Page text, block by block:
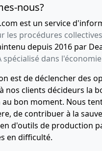
nous?
est un service
les procédures
depuis 2016 par
spécialisé dans
est de déclencher des
nos clients décideurs la
bon moment. Nous
de contribuer à la
d'outils de production
en difficulté.